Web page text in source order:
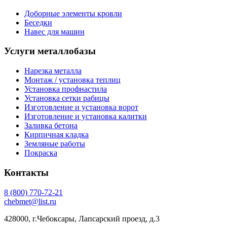
Доборные элементы кровли
Беседки
Навес для машин
Услуги металлобазы
Нарезка металла
Монтаж / установка теплиц
Установка профнастила
Установка сетки рабицы
Изготовление и установка ворот
Изготовление и установка калитки
Заливка бетона
Кирпичная кладка
Земляные работы
Покраска
Контакты
8 (800) 770-72-21
chebmet@list.ru
428000, г.Чебоксары, Лапсарский проезд, д.3